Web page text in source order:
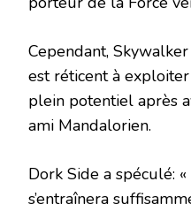
Cependant,
est réticent à
plein potentiel après
ami Mandalorien.
Dork Side a spéculé:
s’entraînera